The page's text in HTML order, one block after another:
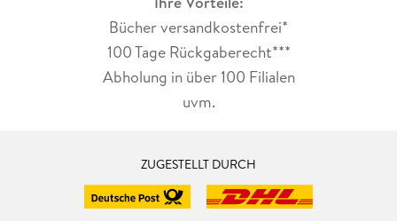
Bücher versandkostenfrei*
100 Tage Rückgaberecht***
Abholung in über 100 Filialen
uvm.
ZUGESTELLT DURCH